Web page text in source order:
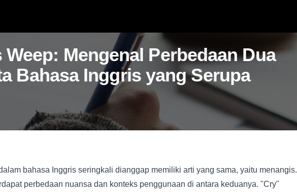
Weep: Mengenal Perbedaan Dua
Bahasa Inggris yang Serupa
bahasa Inggris seringkali dianggap memiliki arti yang sama, yaitu menangis.
perbedaan nuansa dan konteks penggunaan di antara keduanya. "Cry"